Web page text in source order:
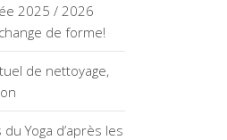
2025 / 2026
de forme!
de nettoyage,
Yoga d’après les